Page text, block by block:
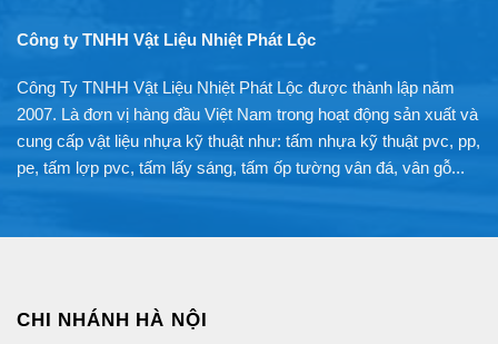
Công ty TNHH Vật Liệu Nhiệt Phát Lộc
Công Ty TNHH Vật Liệu Nhiệt Phát Lộc được thành lập năm
2007. Là đơn vị hàng đầu Việt Nam trong hoạt động sản xuất và
cung cấp vật liệu nhựa kỹ thuật như: tấm nhựa kỹ thuật pvc, pp,
pe, tấm lợp pvc, tấm lấy sáng, tấm ốp tường vân đá, vân gỗ...
CHI NHÁNH HÀ NỘI